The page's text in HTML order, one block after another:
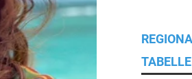
TABELLE